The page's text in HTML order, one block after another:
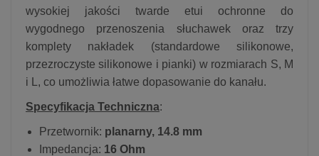
wysokiej jakości twarde etui ochronne do
wygodnego przenoszenia słuchawek oraz trzy
komplety nakładek (standardowe silikonowe,
przezroczyste silikonowe i pianki) w rozmiarach S, M
i L, co umożliwia łatwe dopasowanie do kanału.
Specyfikacja Techniczna:
Przetwornik: planarny, 14.8 mm
Impedancja: 16 Ohm